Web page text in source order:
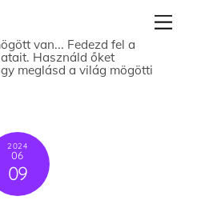
van... Fedezd fel a
Használd őket
meglásd a világ mögötti
2024
06
09